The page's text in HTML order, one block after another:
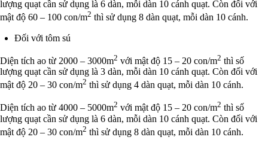
lượng quạt cần sử dụng là 6 dàn, mỗi dàn 10 cánh quạt. Còn đối với
mật độ 60 – 100 con/m2 thì sử dụng 8 dàn quạt, mỗi dàn 10 cánh.
Đối với tôm sú
Diện tích ao từ 2000 – 3000m2 với mật độ 15 – 20 con/m2 thì số
lượng quạt cần sử dụng là 3 dàn, mỗi dàn 10 cánh quạt. Còn đối với
mật độ 20 – 30 con/m2 thì sử dụng 4 dàn quạt, mỗi dàn 10 cánh.
Diện tích ao từ 4000 – 5000m2 với mật độ 15 – 20 con/m2 thì số
lượng quạt cần sử dụng là 6 dàn, mỗi dàn 10 cánh quạt. Còn đối với
mật độ 20 – 30 con/m2 thì sử dụng 8 dàn quạt, mỗi dàn 10 cánh.